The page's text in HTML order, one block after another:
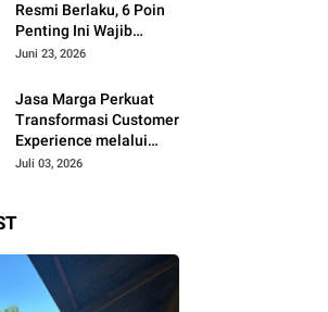
Resmi Berlaku, 6 Poin
Penting Ini Wajib
Diketahui Pengusaha
Juni 23, 2026
Jasa Marga Perkuat
Transformasi Customer
Experience melalui
Expert Sharing Session
Juli 03, 2026